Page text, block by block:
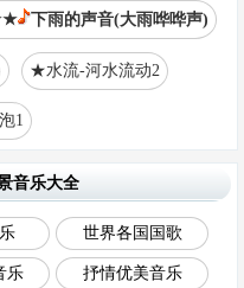
下雨的声音(大雨哗哗声)
★水流-河水流动2
1
音乐大全
世界各国国歌
乐 抒情优美音乐